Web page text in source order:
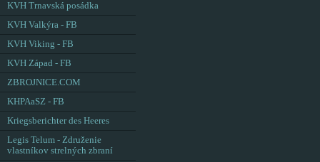
KVH Trnavská posádka
KVH Valkýra - FB
KVH Viking - FB
KVH Západ - FB
ZBROJNICE.COM
KHPAaSZ - FB
Kriegsberichter des Heeres
Legis Telum - Združenie
vlastníkov strelných zbraní